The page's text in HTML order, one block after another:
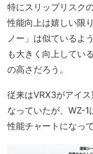
特にスリップリスク
性能向上は嬉しい限
ノー」は似ているよ
も大きく向上してい
の高さだろう。
従来はVRX3がアイ
なっていたが、WZ-
性能チャートになって